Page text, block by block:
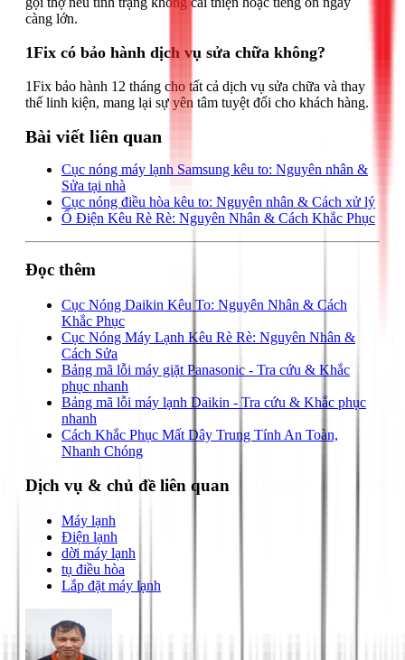
càng lớn.
1Fix có bảo hành dịch vụ sửa chữa không?
1Fix bảo hành 12 tháng cho tất cả dịch vụ sửa chữa và thay
thế linh kiện, mang lại sự yên tâm tuyệt đối cho khách hàng.
Bài viết liên quan
Cục nóng máy lạnh Samsung kêu to: Nguyên nhân &
Sửa tại nhà
Cục nóng điều hòa kêu to: Nguyên nhân & Cách xử lý
Ổ Điện Kêu Rè Rè: Nguyên Nhân & Cách Khắc Phục
Đọc thêm
Cục Nóng Daikin Kêu To: Nguyên Nhân & Cách
Khắc Phục
Cục Nóng Máy Lạnh Kêu Rè Rè: Nguyên Nhân &
Cách Sửa
Bảng mã lỗi máy giặt Panasonic - Tra cứu & Khắc
phục nhanh
Bảng mã lỗi máy lạnh Daikin - Tra cứu & Khắc phục
nhanh
Cách Khắc Phục Mất Dây Trung Tính An Toàn,
Nhanh Chóng
Dịch vụ & chủ đề liên quan
Máy lạnh
Điện lạnh
dời máy lạnh
tụ điều hòa
Lắp đặt máy lạnh